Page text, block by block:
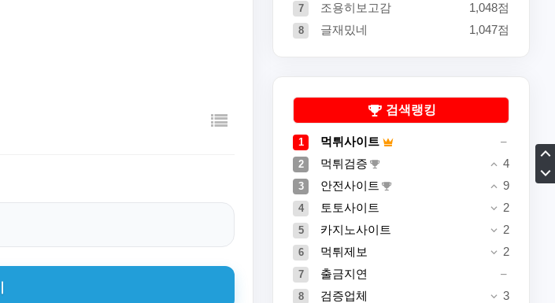
7 조용히보고감 1,048점
8 글재밌네 1,047점
검색랭킹
1 먹튀사이트
2 먹튀검증 4
3 안전사이트 9
4 토토사이트 2
5 카지노사이트 2
6 먹튀제보 2
7 출금지연
8 검증업체 3